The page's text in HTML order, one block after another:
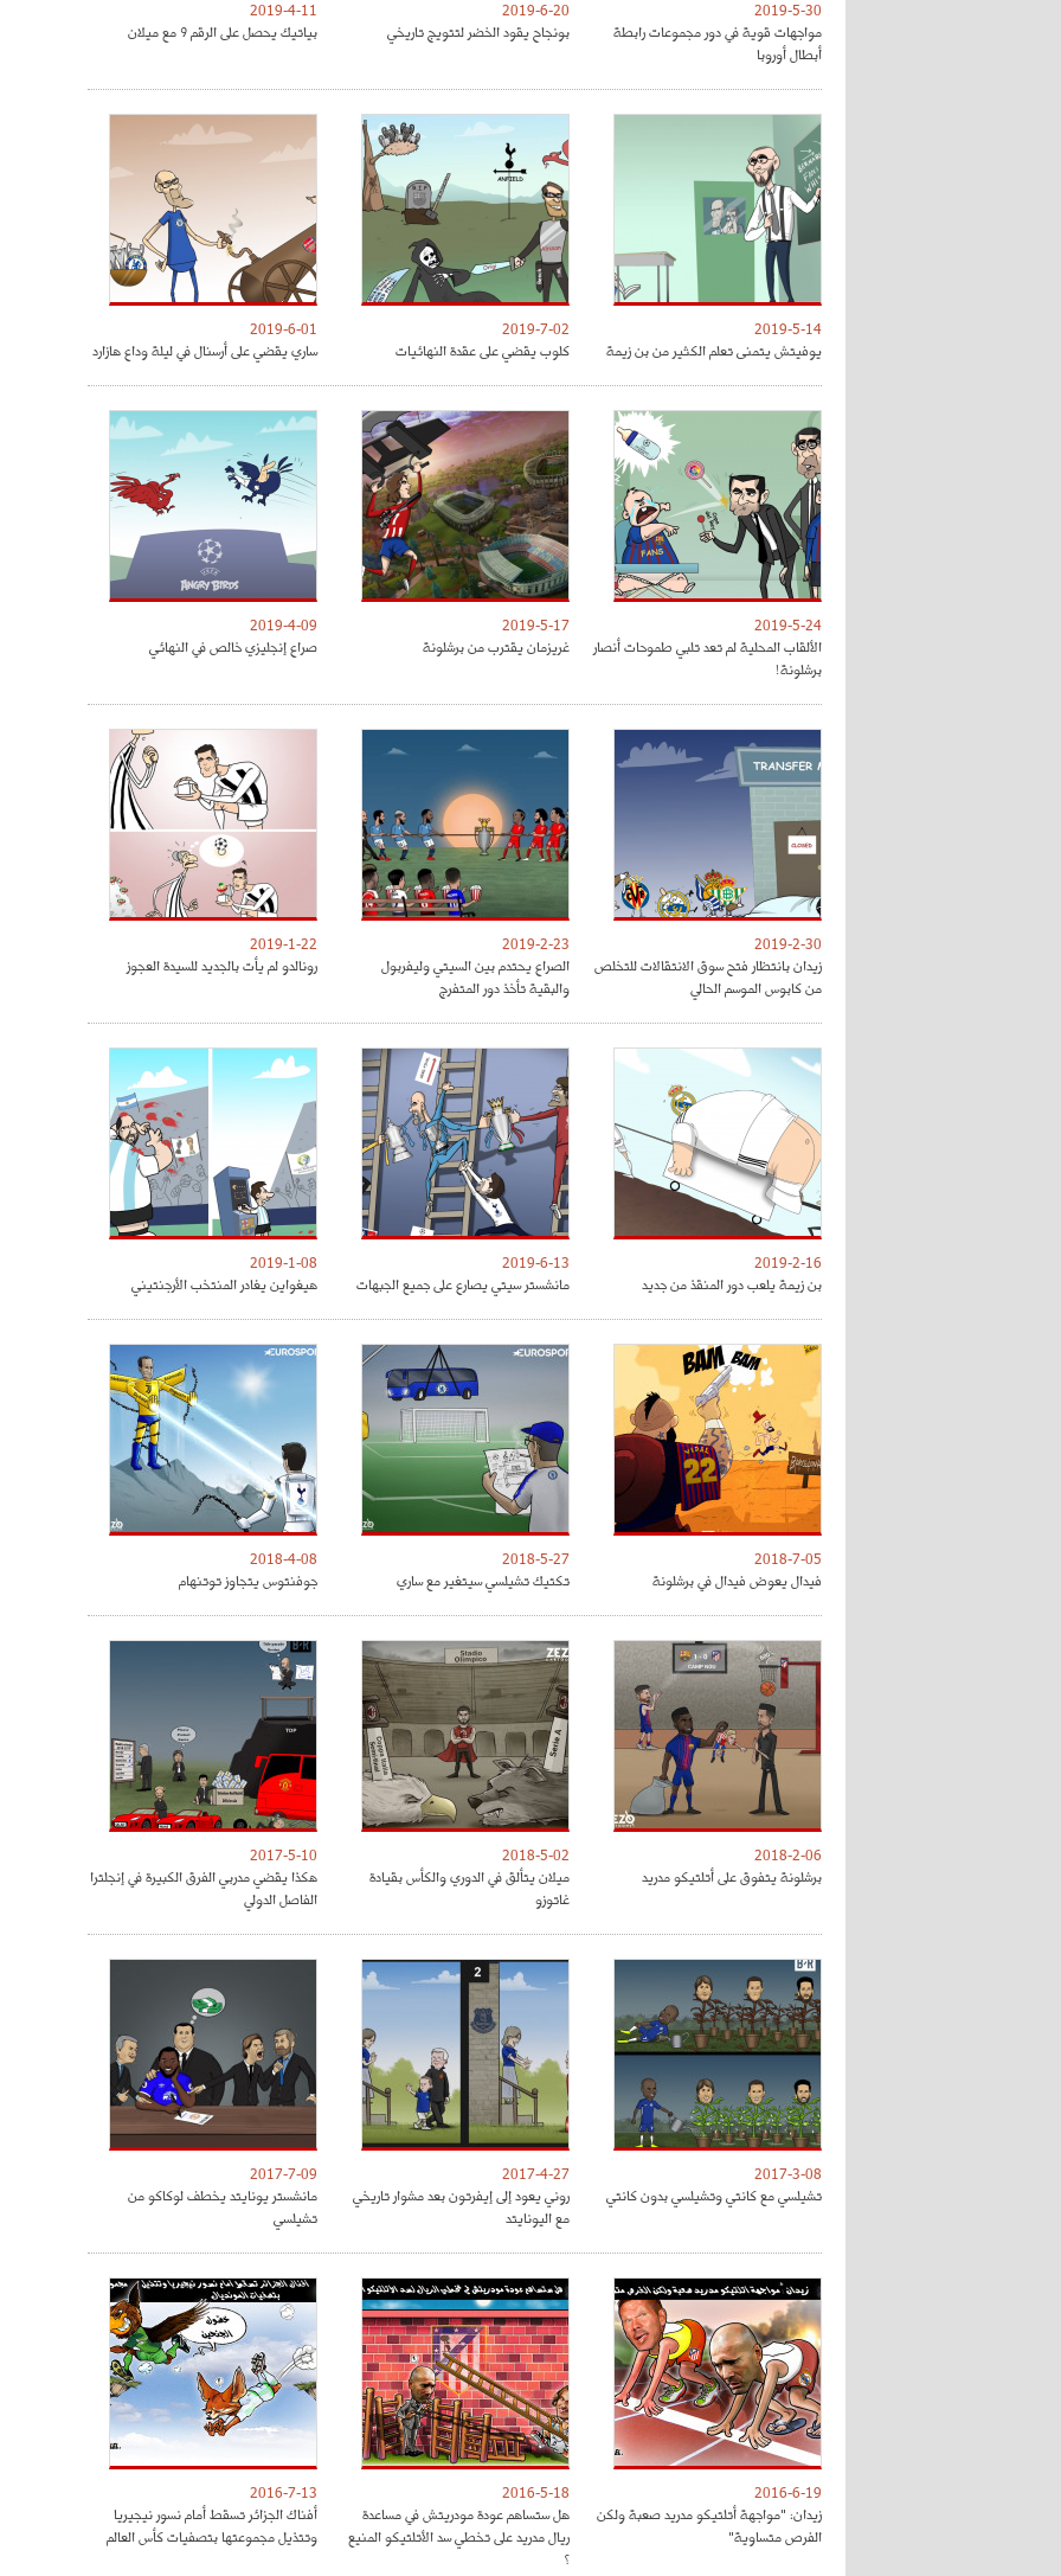
2019-5-30
مواجهات قوية في دور مجموعات رابطة
أبطال أوروبا
2019-6-20
بونجاح يقود الخضر لتتويج تاريخي
2019-4-11
بياتيك يحصل على الرقم 9 مع ميلان
2019-5-14
يوفيتش يتمنى تعلم الكثير من بن زيمة
2019-7-02
كلوب يقضي على عقدة النهائيات
2019-6-01
ساري يقضي على أرسنال في ليلة وداع هازارد
2019-5-24
الألقاب المحلية لم تعد تلبي طموحات أنصار
برشلونة!
2019-5-17
غريزمان يقترب من برشلونة
2019-4-09
صراع إنجليزي خالص في النهائي
2019-2-30
زيدان بانتظار فتح سوق الانتقالات للتخلص
من كابوس الموسم الحالي
2019-2-23
الصراع يحتدم بين السيتي وليفربول
والبقية تأخذ دور المتفرج
2019-1-22
رونالدو لم يأت بالجديد للسيدة العجوز
2019-2-16
بن زيمة يلعب دور المنقذ من جديد
2019-6-13
مانشستر سيتي يصارع على جميع الجبهات
2019-1-08
هيغواين يغادر المنتخب الأرجنتيني
2018-7-05
فيدال يعوض فيدال في برشلونة
2018-5-27
تكتيك تشيلسي سيتغير مع ساري
2018-4-08
جوفنتوس يتجاوز توتنهام
2018-2-06
برشلونة يتفوق على أتلتيكو مدريد
2018-5-02
ميلان يتألق في الدوري والكأس بقيادة
غاتوزو
2017-5-10
هكذا يقضي مدربي الفرق الكبيرة في إنجلترا
الفاصل الدولي
2017-3-08
تشيلسي مع كانتي وتشيلسي بدون كانتي
2017-4-27
روني يعود إلى إيفرتون بعد مشوار تاريخي
مع اليونايتد
2017-7-09
مانشستر يونايتد يخطف لوكاكو من
تشيلسي
2016-6-19
زيدان: "مواجهة أتلتيكو مدريد صعبة ولكن
الفرص متساوية"
2016-5-18
هل ستساهم عودة مودريتش في مساعدة
ريال مدريد على تخطي سد الأتلتيكو المنيع
؟
2016-7-13
أفناك الجزائر تسقط أمام نسور نيجيريا
وتتذيل مجموعتها بتصفيات كأس العالم